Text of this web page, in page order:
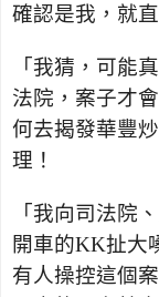
確認是我，就
「我猜，可能
法院，案子才
何去揭發華豐
理！
「我向司法院
開車的KK扯大
有人操控這個